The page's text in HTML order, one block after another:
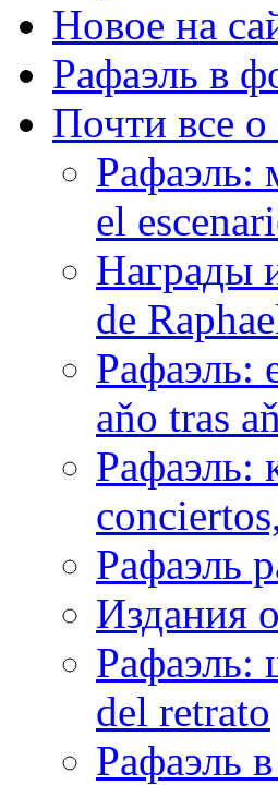
Новое на
Рафаэль в
Почти все
Рафаэль:
el
Награды
de
Рафаэль:
aňo tras
Рафаэль:
Рафаэль
Издания
Рафаэль:
del retrato
Рафаэль